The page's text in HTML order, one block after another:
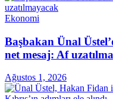
Ekonomi
Başbakan Ünal
net mesaj: Af
Ağustos 1, 2026